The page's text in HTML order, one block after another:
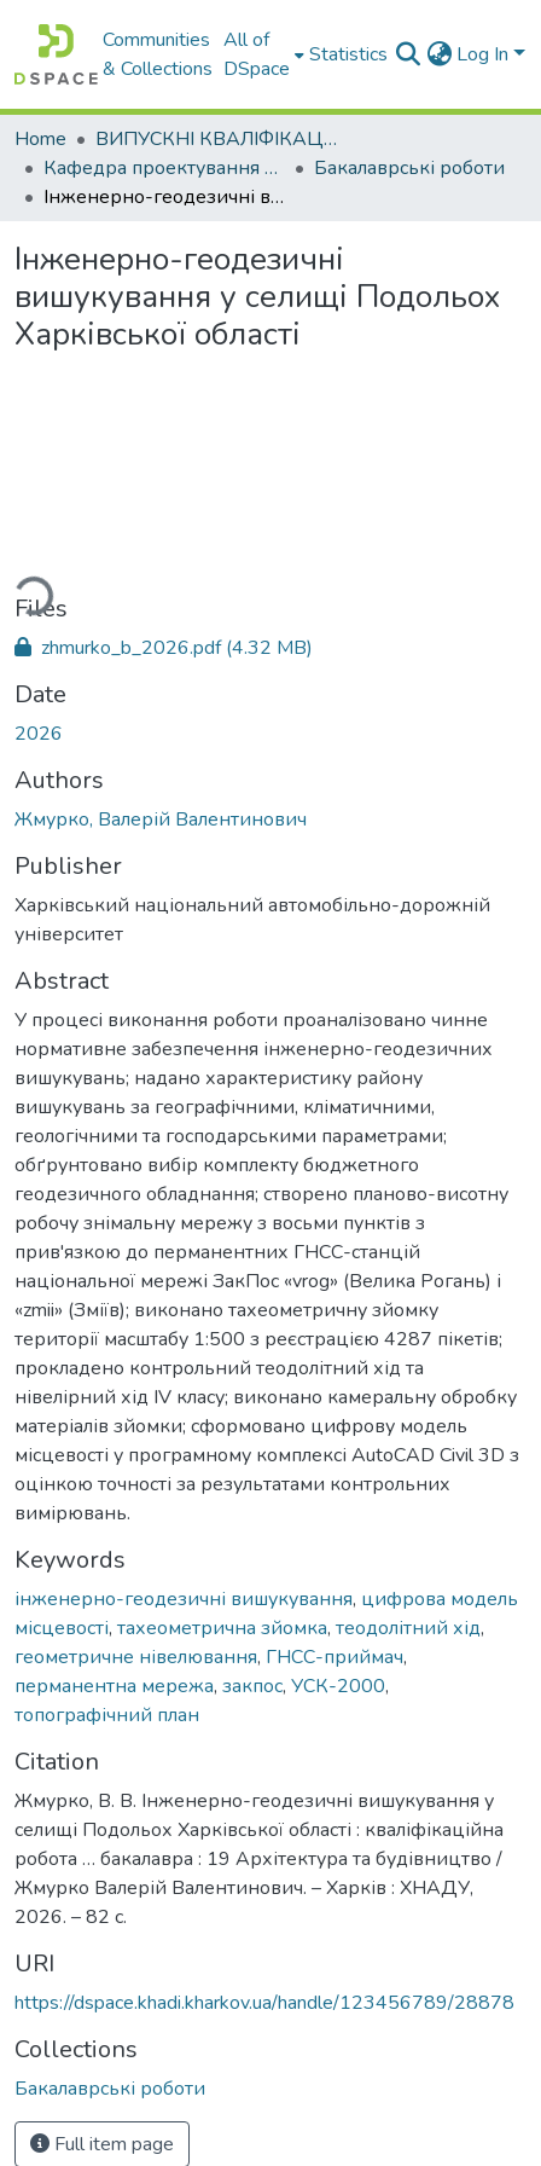
Communities
& Collections
All of
DSpace
Statistics Log In
Home
ВИПУСКНІ КВАЛІФІКАЦІЙНІ РОБОТИ
Кафедра проектування доріг, геодезії і землеустрою
Бакалаврські роботи
Інженерно-геодезичні вишукування у селищі Подольох Харківської області
Інженерно-геодезичні
вишукування у селищі Подольох
Харківської області
Files
zhmurko_b_2026.pdf(4.32 MB)
Date
2026
Authors
Жмурко, Валерій Валентинович
Publisher
Харківський національний автомобільно-дорожній
університет
Abstract
У процесі виконання роботи проаналізовано чинне
нормативне забезпечення інженерно-геодезичних
вишукувань; надано характеристику району
вишукувань за географічними, кліматичними,
геологічними та господарськими параметрами;
обґрунтовано вибір комплекту бюджетного
геодезичного обладнання; створено планово-висотну
робочу знімальну мережу з восьми пунктів з
прив'язкою до перманентних ГНСС-станцій
національної мережі ЗакПос «vrog» (Велика Рогань) і
«zmii» (Зміїв); виконано тахеометричну зйомку
території масштабу 1:500 з реєстрацією 4287 пікетів;
прокладено контрольний теодолітний хід та
нівелірний хід IV класу; виконано камеральну обробку
матеріалів зйомки; сформовано цифрову модель
місцевості у програмному комплексі AutoCAD Civil 3D з
оцінкою точності за результатами контрольних
вимірювань.
Keywords
інженерно-геодезичні вишукування, цифрова модель
місцевості, тахеометрична зйомка, теодолітний хід,
геометричне нівелювання, ГНСС-приймач,
перманентна мережа, закпос, УСК-2000,
топографічний план
Citation
Жмурко, В. В. Інженерно-геодезичні вишукування у
селищі Подольох Харківської області : кваліфікаційна
робота … бакалавра : 19 Архітектура та будівництво /
Жмурко Валерій Валентинович. – Харків : ХНАДУ,
2026. – 82 с.
URI
https://dspace.khadi.kharkov.ua/handle/123456789/28878
Collections
Бакалаврські роботи
Full item page